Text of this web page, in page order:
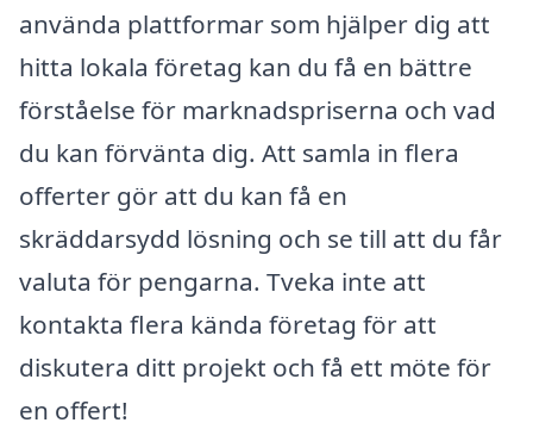
använda plattformar som hjälper dig att
hitta lokala företag kan du få en bättre
förståelse för marknadspriserna och vad
du kan förvänta dig. Att samla in flera
offerter gör att du kan få en
skräddarsydd lösning och se till att du får
valuta för pengarna. Tveka inte att
kontakta flera kända företag för att
diskutera ditt projekt och få ett möte för
en offert!